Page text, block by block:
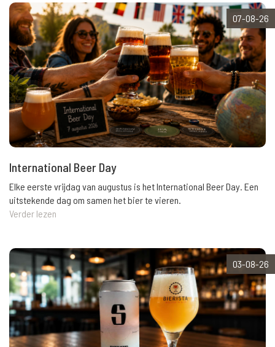
07-08-26
International Beer Day
Elke eerste vrijdag van augustus is het International Beer Day. Een
uitstekende dag om samen het bier te vieren.
Verder lezen
03-08-26